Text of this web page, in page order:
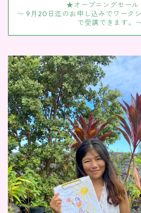
★オープニングセー
〜 9月20日迄のお申し込みでワーク
で受講できます。